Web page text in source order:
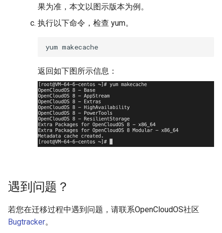
果为准，本文以图示版本为例。
执行以下命令，检查 yum。
yum
返回如下图所示信息：
遇到问题？
若您在迁移过程中遇到问题，请联系OpenCloudOS社区
Bugtracker。